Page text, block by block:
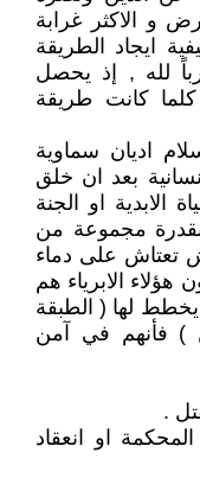
و الاكثر غرابة
ايجاد الطريقة
لله , إذ يحصل
كانت طريقة
اديان سماوية
بعد ان خلق
الابدية او الجنة
بقدرة مجموعة من
تعتاش على دماء
هؤلاء الابرياء هم
يخطط لها ( الطبقة
) فأنهم في آمن
او انعقاد